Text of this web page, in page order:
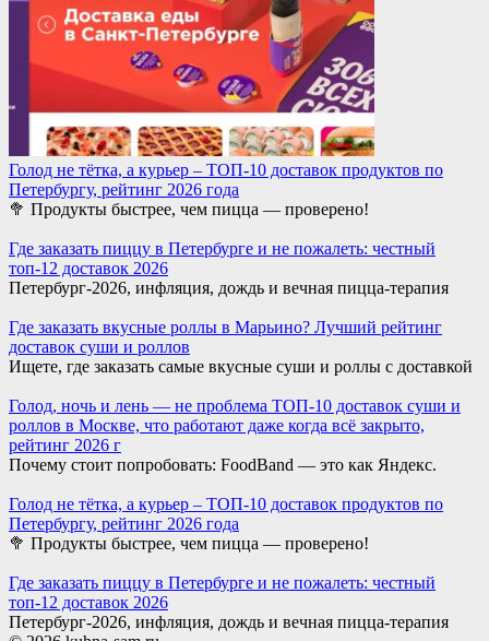
Голод не тётка, а курьер – ТОП-10 доставок продуктов по
Петербургу, рейтинг 2026 года
🥦 Продукты быстрее, чем пицца — проверено!
Где заказать пиццу в Петербурге и не пожалеть: честный
топ-12 доставок 2026
Петербург-2026, инфляция, дождь и вечная пицца-терапия
Где заказать вкусные роллы в Марьино? Лучший рейтинг
доставок суши и роллов
Ищете, где заказать самые вкусные суши и роллы с доставкой
Голод, ночь и лень — не проблема ТОП-10 доставок суши и
роллов в Москве, что работают даже когда всё закрыто,
рейтинг 2026 г
Почему стоит попробовать: FoodBand — это как Яндекс.
Голод не тётка, а курьер – ТОП-10 доставок продуктов по
Петербургу, рейтинг 2026 года
🥦 Продукты быстрее, чем пицца — проверено!
Где заказать пиццу в Петербурге и не пожалеть: честный
топ-12 доставок 2026
Петербург-2026, инфляция, дождь и вечная пицца-терапия